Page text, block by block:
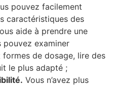
pouvez facilement
caractéristiques des
aide à prendre une
pouvez examiner
de dosage, lire des
le plus adapté ;
Vous n’avez plus